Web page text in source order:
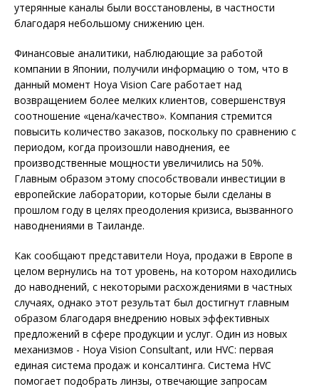
утерянные каналы были восстановлены, в частности
благодаря небольшому снижению цен.
Финансовые аналитики, наблюдающие за работой
компании в Японии, получили информацию о том, что в
данный момент Hoya Vision Care работает над
возвращением более мелких клиентов, совершенствуя
соотношение «цена/качество». Компания стремится
повысить количество заказов, поскольку по сравнению с
периодом, когда произошли наводнения, ее
производственные мощности увеличились на 50%.
Главным образом этому способствовали инвестиции в
европейские лаборатории, которые были сделаны в
прошлом году в целях преодоления кризиса, вызванного
наводнениями в Таиланде.
Как сообщают представители Hoya, продажи в Европе в
целом вернулись на тот уровень, на котором находились
до наводнений, с некоторыми расхождениями в частных
случаях, однако этот результат был достигнут главным
образом благодаря внедрению новых эффективных
предложений в сфере продукции и услуг. Один из новых
механизмов - Hoya Vision Consultant, или HVC: первая
единая система продаж и консалтинга. Система HVC
помогает подобрать линзы, отвечающие запросам